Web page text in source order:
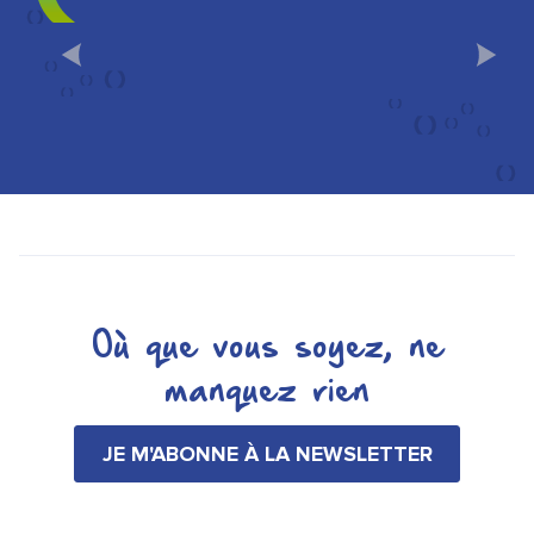
Où que vous soyez, ne
manquez rien
JE M'ABONNE À LA NEWSLETTER